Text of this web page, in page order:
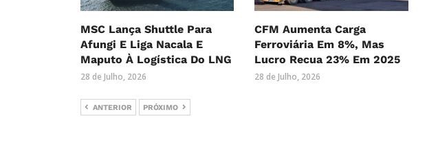
MSC Lança Shuttle Para
Afungi E Liga Nacala E
Maputo À Logística Do LNG
28 de Julho, 2026
CFM Aumenta Carga
Ferroviária Em 8%, Mas
Lucro Recua 23% Em 2025
28 de Julho, 2026
ANTERIOR PRÓXIMO